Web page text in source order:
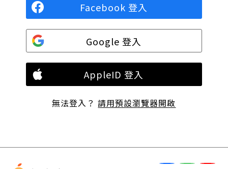
Facebook 登入
Google 登入
AppleID 登入
無法登入？請用預設瀏覽器開啟